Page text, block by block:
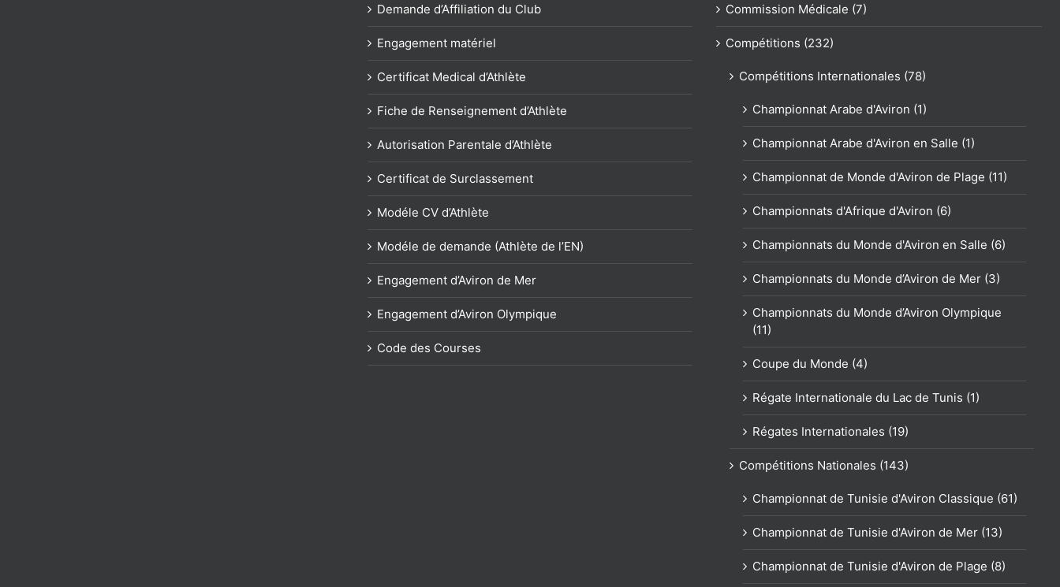
Demande d’Affiliation du Club
Engagement matériel
Certificat Medical d’Athlète
Fiche de Renseignement d’Athlète
Autorisation Parentale d’Athlète
Certificat de Surclassement
Modéle CV d’Athlète
Modéle de demande (Athlète de l’EN)
Engagement d’Aviron de Mer
Engagement d’Aviron Olympique
Code des Courses
Commission Médicale (7)
Compétitions (232)
Compétitions Internationales (78)
Championnat Arabe d'Aviron (1)
Championnat Arabe d'Aviron en Salle (1)
Championnat de Monde d'Aviron de Plage (11)
Championnats d'Afrique d'Aviron (6)
Championnats du Monde d'Aviron en Salle (6)
Championnats du Monde d’Aviron de Mer (3)
Championnats du Monde d’Aviron Olympique
(11)
Coupe du Monde (4)
Régate Internationale du Lac de Tunis (1)
Régates Internationales (19)
Compétitions Nationales (143)
Championnat de Tunisie d'Aviron Classique (61)
Championnat de Tunisie d'Aviron de Mer (13)
Championnat de Tunisie d'Aviron de Plage (8)